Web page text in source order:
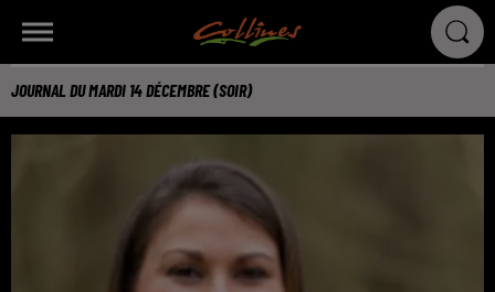
JOURNAL DU MARDI 14 DÉCEMBRE (SOIR)